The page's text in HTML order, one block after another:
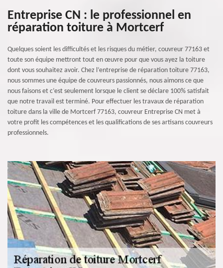
Entreprise CN : le professionnel en
réparation toiture à Mortcerf
Quelques soient les difficultés et les risques du métier, couvreur 77163 et
toute son équipe mettront tout en œuvre pour que vous ayez la toiture
dont vous souhaitez avoir. Chez l’entreprise de réparation toiture 77163,
nous sommes une équipe de couvreurs passionnés, nous aimons ce que
nous faisons et c’est seulement lorsque le client se déclare 100% satisfait
que notre travail est terminé. Pour effectuer les travaux de réparation
toiture dans la ville de Mortcerf 77163, couvreur Entreprise CN met à
votre profit les compétences et les qualifications de ses artisans couvreurs
professionnels.